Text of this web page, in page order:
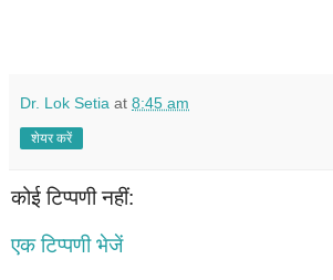
Dr. Lok Setia at 8:45 am
शेयर करें
कोई टिप्पणी नहीं:
एक टिप्पणी भेजें